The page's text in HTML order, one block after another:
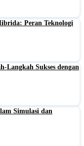
Peran Teknologi
Langkah Sukses dengan
Simulasi dan